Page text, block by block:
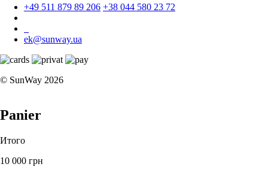
+49 511 879 89 206 +38 044 580 23 72
ek@sunway.ua
© SunWay 2026
Panier
Итого
10 000 грн